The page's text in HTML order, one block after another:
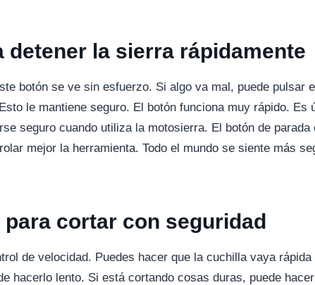
detener la sierra rápidamente
botón se ve sin esfuerzo. Si algo va mal, puede pulsar
le mantiene seguro. El botón funciona muy rápido. Es
seguro cuando utiliza la motosierra. El botón de parada
mejor la herramienta. Todo el mundo se siente más
cortar con seguridad
de velocidad. Puedes hacer que la cuchilla vaya rápida
hacerlo lento. Si está cortando cosas duras, puede